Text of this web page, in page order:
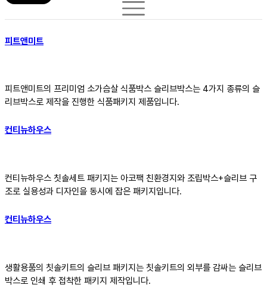
피트앤미트
피트앤미트의 프리미엄 소가슴살 식품박스 슬리브박스는 4가지 종류의 슬
리브박스로 제작을 진행한 식품패키지 제품입니다.
컨티뉴하우스
컨티뉴하우스 칫솔세트 패키지는 아코팩 친환경지와 조립박스+슬리브 구
조로 실용성과 디자인을 동시에 잡은 패키지입니다.
컨티뉴하우스
생활용품의 칫솔키트의 슬리브 패키지는 칫솔키트의 외부를 감싸는 슬리브
박스로 인쇄 후 접착한 패키지 제작입니다.